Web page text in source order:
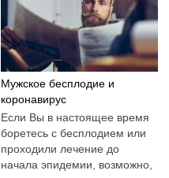
Мужское бесплодие и
коронавирус
Если Вы в настоящее время
боретесь с бесплодием или
проходили лечение до
начала эпидемии, возможно,